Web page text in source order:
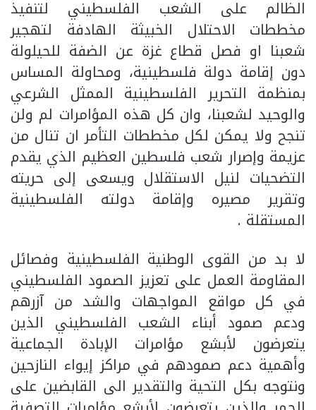
الظالم على الشعب الفلسطيني لتنفيذ
مخططات الاحتلال الخبيثة الهادفة لتهجير
شعبنا او فصل قطاع غزة عن الضفة للحيلولة
دون إقامة دولة فلسطينية، ومحاولة المساس
بمنظمة التحرير الفلسطينية الممثل الشرعي
والوحيد لشعبنا، وان كل هذه المؤامرات لم ولن
تنجح ولا يمكن لكل مخططات التأمر ان تنال من
عزيمة وإصرار شعب فلسطين العظيم الذي يقدم
التضحيات لنيل الاستقلال ويسعى إلى حريته
وتقرير مصيره وإقامة دولته الفلسطينية
المستقلة .
لا بد من القوى الوطنية الفلسطينية وفصائل
المقاومة العمل على تعزيز الصمود الفلسطيني
في كل مواقع المواجهات والشد من آزرهم
ودعم صمود أبناء الشعب الفلسطيني الذين
يتعرضون لأبشع مؤامرات الإبادة الجماعية
وأهمية دعم صمودهم في مراكز إيواء النازحين
ونتوجه بكل التحية والتقدير الى القابضين على